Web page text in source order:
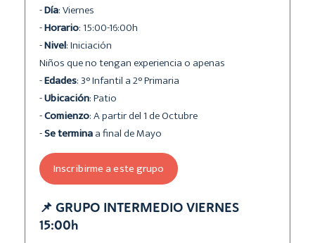
-Día: Viernes
-Horario: 15:00-16:00h
-Nivel: Iniciación
Niños que no tengan experiencia o apenas
-Edades: 3° Infantil a 2° Primaria
-Ubicación: Patio
-Comienzo: A partir del 1 de Octubre
-Se terminaa final de Mayo
Inscribirme a este grupo
📌 GRUPO INTERMEDIO VIERNES
15:00h